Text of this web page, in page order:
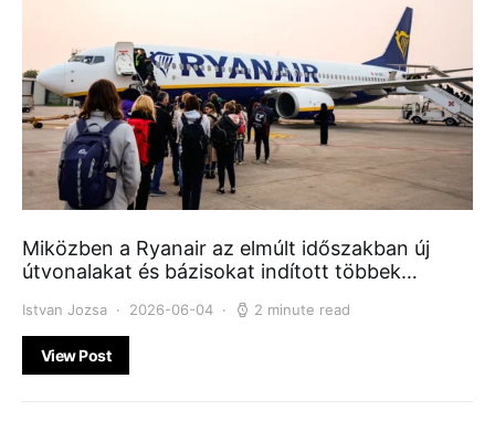
Miközben a Ryanair az elmúlt időszakban új
útvonalakat és bázisokat indított többek…
Istvan Jozsa 2026-06-04 2 minute read
View Post